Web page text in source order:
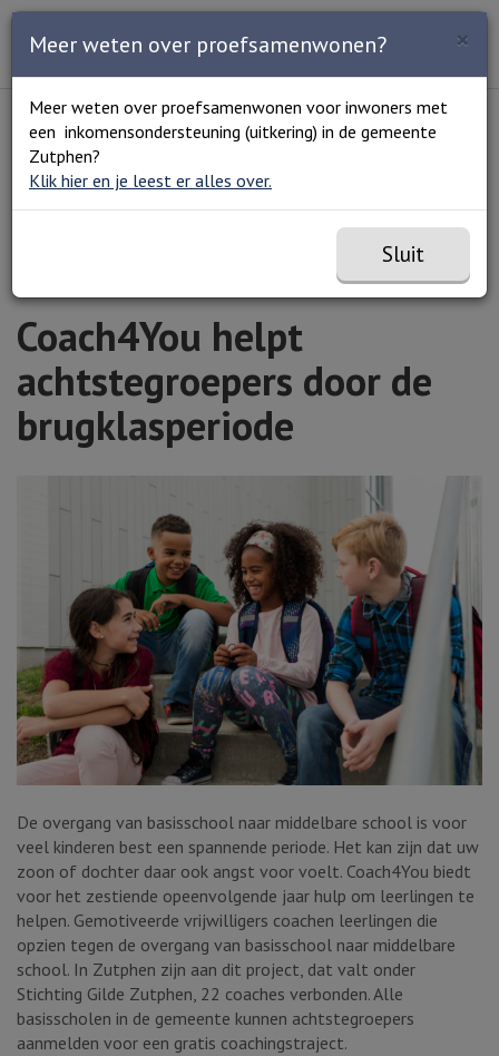
Open en sluit het
Menu
Lees voor
Uitleg woorden
Simpele tekst
Home
Coach4You helpt achtstegroepers door de
brugklasperiode
Coach4You helpt
achtstegroepers door de
brugklasperiode
De overgang van basisschool naar middelbare school is voor
veel kinderen best een spannende periode. Het kan zijn dat uw
zoon of dochter daar ook angst voor voelt. Coach4You biedt
voor het zestiende opeenvolgende jaar hulp om leerlingen te
helpen. Gemotiveerde vrijwilligers coachen leerlingen die
opzien tegen de overgang van basisschool naar middelbare
school. In Zutphen zijn aan dit project, dat valt onder
Stichting Gilde Zutphen, 22 coaches verbonden. Alle
basisscholen in de gemeente kunnen achtstegroepers
aanmelden voor een gratis coachingstraject.
×
Meer weten over proefsamenwonen?
Meer weten over proefsamenwonen voor inwoners met
een inkomensondersteuning (uitkering) in de gemeente
Zutphen?
Klik hier en je leest er alles over.
Sluit